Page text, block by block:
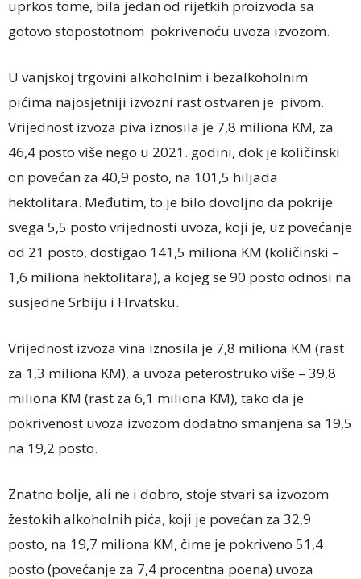
uprkos tome, bila jedan od rijetkih proizvoda sa
gotovo stopostotnom pokrivenoću uvoza izvozom.
U vanjskoj trgovini alkoholnim i bezalkoholnim
pićima najosjetniji izvozni rast ostvaren je pivom.
Vrijednost izvoza piva iznosila je 7,8 miliona KM, za
46,4 posto više nego u 2021. godini, dok je količinski
on povećan za 40,9 posto, na 101,5 hiljada
hektolitara. Međutim, to je bilo dovoljno da pokrije
svega 5,5 posto vrijednosti uvoza, koji je, uz povećanje
od 21 posto, dostigao 141,5 miliona KM (količinski –
1,6 miliona hektolitara), a kojeg se 90 posto odnosi na
susjedne Srbiju i Hrvatsku.
Vrijednost izvoza vina iznosila je 7,8 miliona KM (rast
za 1,3 miliona KM), a uvoza peterostruko više – 39,8
miliona KM (rast za 6,1 miliona KM), tako da je
pokrivenost uvoza izvozom dodatno smanjena sa 19,5
na 19,2 posto.
Znatno bolje, ali ne i dobro, stoje stvari sa izvozom
žestokih alkoholnih pića, koji je povećan za 32,9
posto, na 19,7 miliona KM, čime je pokriveno 51,4
posto (povećanje za 7,4 procentna poena) uvoza